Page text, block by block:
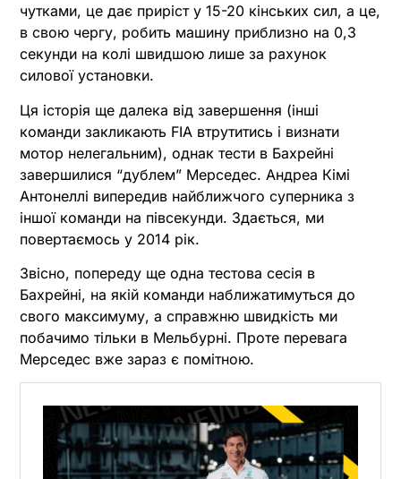
чутками, це дає приріст у 15-20 кінських сил, а це,
в свою чергу, робить машину приблизно на 0,3
секунди на колі швидшою лише за рахунок
силової установки.
Ця історія ще далека від завершення (інші
команди закликають FIA втрутитись і визнати
мотор нелегальним), однак тести в Бахрейні
завершилися “дублем” Мерседес. Андреа Кімі
Антонеллі випередив найближчого суперника з
іншої команди на півсекунди. Здається, ми
повертаємось у 2014 рік.
Звісно, попереду ще одна тестова сесія в
Бахрейні, на якій команди наближатимуться до
свого максимуму, а справжню швидкість ми
побачимо тільки в Мельбурні. Проте перевага
Мерседес вже зараз є помітною.